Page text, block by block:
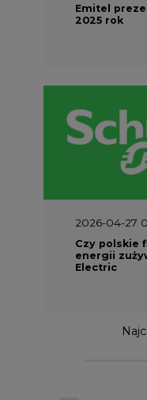
Emitel
2025 rok
2026-04-27
Czy polskie
energii
Electric